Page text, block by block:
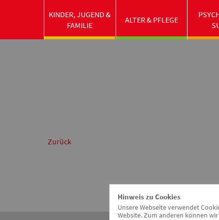
Die Veranstaltung wurde mit Mitteln aus dem
Zurück
KINDER, JUGEND &
FAMILIE
ALTER & PFLEGE
Hinweis zu Cookies
Unsere Webseite verwendet
Website. Zum anderen können